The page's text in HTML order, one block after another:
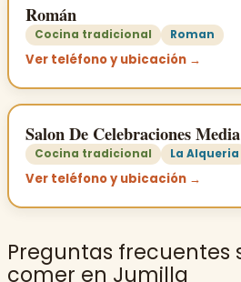
Román
Cocina tradicional Roman
Ver teléfono y ubicación →
Salon De Celebraciones
Cocina tradicional La Alqueria
Ver teléfono y ubicación →
Preguntas frecuentes
comer en Jumilla